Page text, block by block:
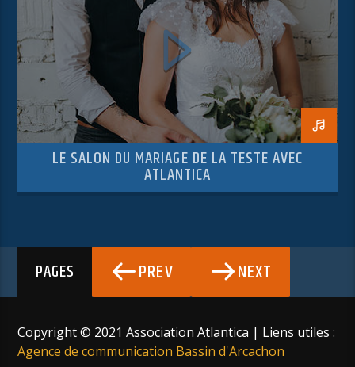
LE SALON DU MARIAGE DE LA TESTE AVEC
ATLANTICA
PAGES PREV NEXT
Copyright © 2021 Association Atlantica | Liens utiles :
Agence de communication Bassin d'Arcachon